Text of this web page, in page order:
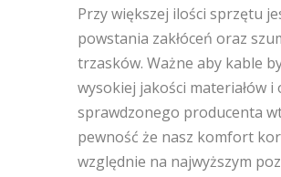
Przy większej ilości sprzętu
powstania zakłóceń oraz
trzasków. Ważne aby kable
wysokiej jakości materiałów i
sprawdzonego producenta
pewność że nasz komfort
względnie na najwyższym